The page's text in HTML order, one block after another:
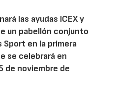
las ayudas ICEX y
un pabellón conjunto
Sport en la primera
se celebrará en
de noviembre de